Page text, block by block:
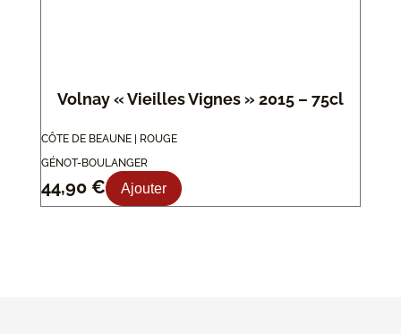
Volnay « Vieilles Vignes » 2015 – 75cl
CÔTE DE BEAUNE | ROUGE
GÉNOT-BOULANGER
44,90 € Ajouter